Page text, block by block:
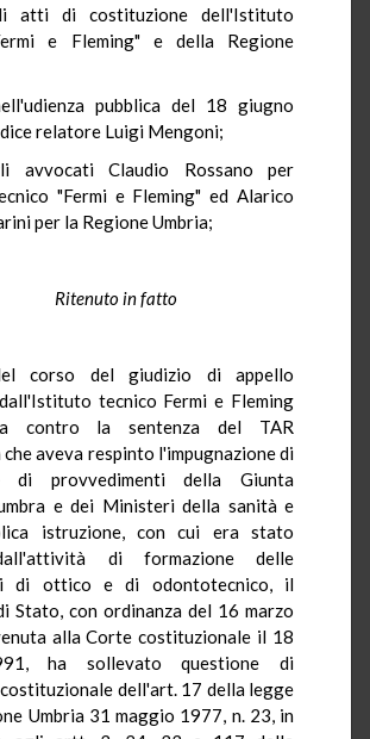
atti di costituzione dell'Istituto
e Fleming" e della Regione
pubblica del 18 giugno
relatore Luigi Mengoni;
avvocati Claudio Rossano per
"Fermi e Fleming" ed Alarico
per la Regione Umbria;
Ritenuto in fatto
corso del giudizio di appello
tecnico Fermi e Fleming
contro la sentenza del TAR
che aveva respinto l'impugnazione di
di provvedimenti della Giunta
e dei Ministeri della sanità e
istruzione, con cui era stato
di formazione delle
di ottico e di odontotecnico, il
Stato, con ordinanza del 16 marzo
alla Corte costituzionale il 18
ha sollevato questione di
dell'art. 17 della legge
Umbria 31 maggio 1977, n. 23, in